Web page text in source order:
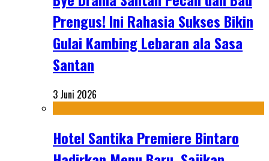
Prengus! Ini Rahasia Sukses Bikin
Gulai Kambing Lebaran ala Sasa
Santan
3 Juni 2026
Hotel Santika Premiere Bintaro